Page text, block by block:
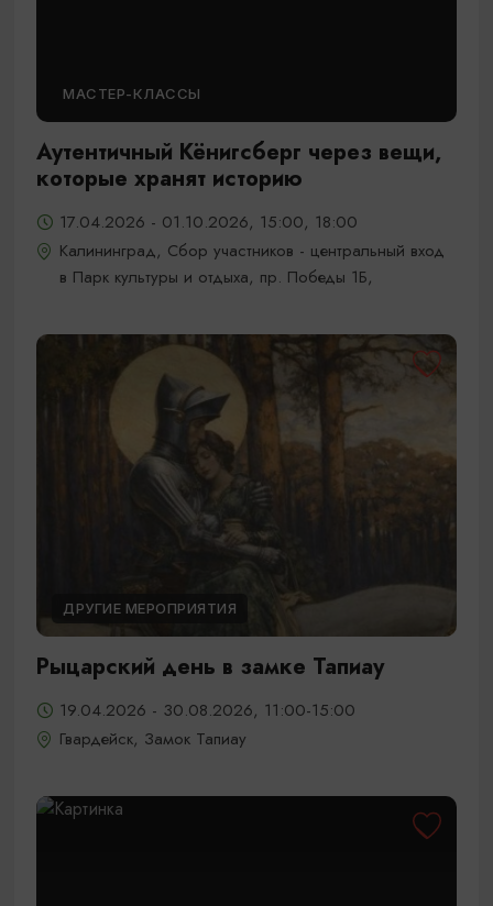
МАСТЕР-КЛАССЫ
Аутентичный Кёнигсберг через вещи,
которые хранят историю
17.04.2026 - 01.10.2026, 15:00, 18:00
Калининград, Сбор участников - центральный вход
в Парк культуры и отдыха, пр. Победы 1Б,
ДРУГИЕ МЕРОПРИЯТИЯ
Рыцарский день в замке Тапиау
19.04.2026 - 30.08.2026, 11:00-15:00
Гвардейск, Замок Тапиау